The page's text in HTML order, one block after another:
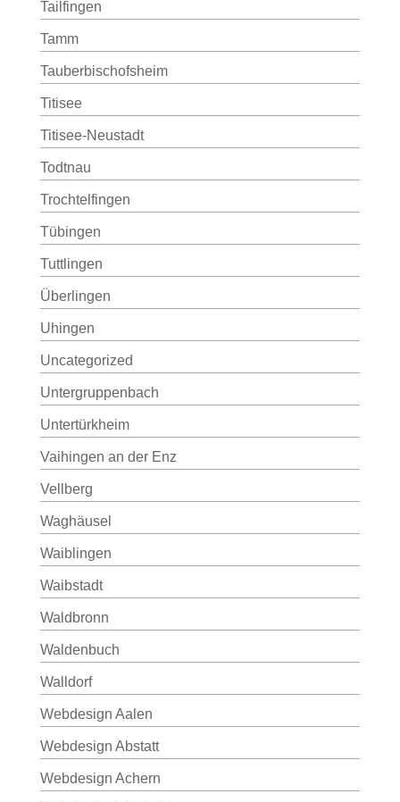
Tailfingen
Tamm
Tauberbischofsheim
Titisee
Titisee-Neustadt
Todtnau
Trochtelfingen
Tübingen
Tuttlingen
Überlingen
Uhingen
Uncategorized
Untergruppenbach
Untertürkheim
Vaihingen an der Enz
Vellberg
Waghäusel
Waiblingen
Waibstadt
Waldbronn
Waldenbuch
Walldorf
Webdesign Aalen
Webdesign Abstatt
Webdesign Achern